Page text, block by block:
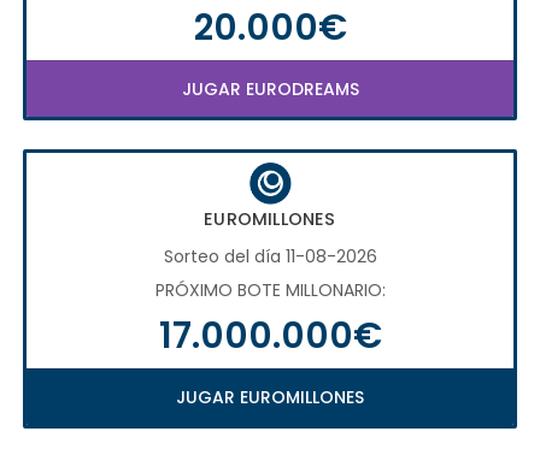
20.000€
JUGAR EURODREAMS
EUROMILLONES
Sorteo del día 11-08-2026
PRÓXIMO BOTE MILLONARIO:
17.000.000€
JUGAR EUROMILLONES